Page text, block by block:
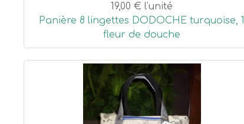
19,00 € l'unité
Panière 8 lingettes DODOCHE turquoise, 1
fleur de douche